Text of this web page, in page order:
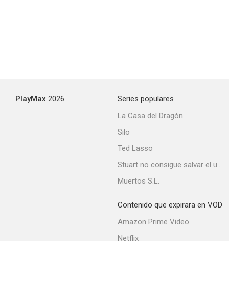
PlayMax 2026
Series populares
La Casa del Dragón
Silo
Ted Lasso
Stuart no consigue salvar el universo
Muertos S.L.
Contenido que expirara en VOD
Amazon Prime Video
Netflix